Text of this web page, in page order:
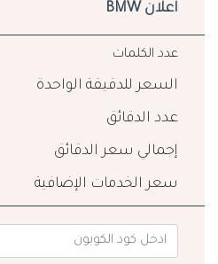
اعلان BMW
عدد الكلمات
السعر للدقيقة الواحدة
عدد الدقائق
إجمالي سعر الدقائق
سعر الخدمات الإضافية